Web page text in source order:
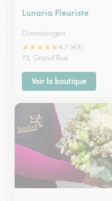
Lunaria Fleuriste
Diemeringen
★★★★★4.7 (49)
73, Grand'Rue
Voir la boutique